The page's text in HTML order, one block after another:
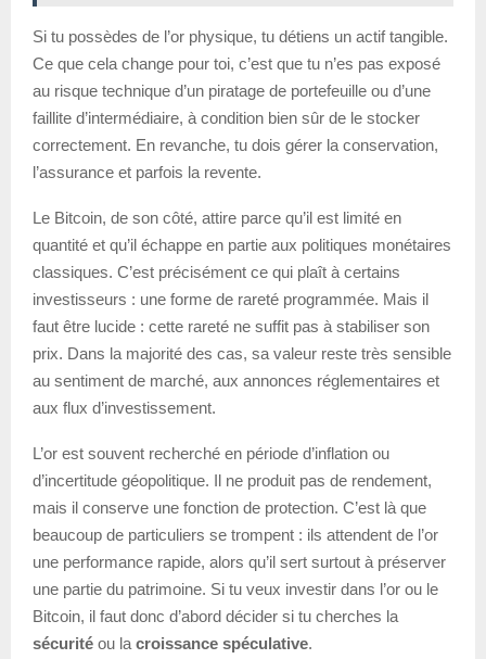
Si tu possèdes de l’or physique, tu détiens un actif tangible.
Ce que cela change pour toi, c’est que tu n’es pas exposé
au risque technique d’un piratage de portefeuille ou d’une
faillite d’intermédiaire, à condition bien sûr de le stocker
correctement. En revanche, tu dois gérer la conservation,
l’assurance et parfois la revente.
Le Bitcoin, de son côté, attire parce qu’il est limité en
quantité et qu’il échappe en partie aux politiques monétaires
classiques. C’est précisément ce qui plaît à certains
investisseurs : une forme de rareté programmée. Mais il
faut être lucide : cette rareté ne suffit pas à stabiliser son
prix. Dans la majorité des cas, sa valeur reste très sensible
au sentiment de marché, aux annonces réglementaires et
aux flux d’investissement.
L’or est souvent recherché en période d’inflation ou
d’incertitude géopolitique. Il ne produit pas de rendement,
mais il conserve une fonction de protection. C’est là que
beaucoup de particuliers se trompent : ils attendent de l’or
une performance rapide, alors qu’il sert surtout à préserver
une partie du patrimoine. Si tu veux investir dans l’or ou le
Bitcoin, il faut donc d’abord décider si tu cherches la
sécurité ou la croissance spéculative.